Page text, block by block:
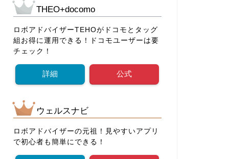
THEO+docomo
ロボアドバイザーTEHOがドコモとタッグ
組お得に運用できる！ドコモユーザーは要
チェック！
詳細 公式
ウェルスナビ
ロボアドバイザーの元祖！見やすいアプリ
で初心者も簡単にできる！